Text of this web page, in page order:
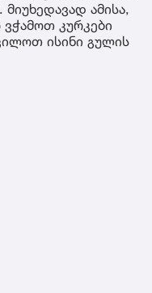
ამისა,
ვჭამოთ კურკები
ისინი გულის